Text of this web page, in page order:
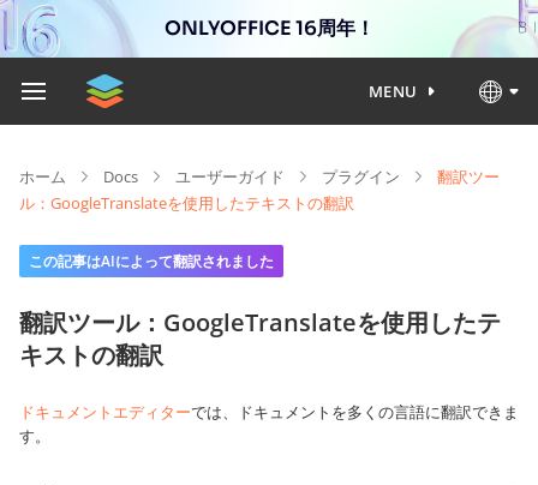
ONLYOFFICE 16周年！
MENU
ホーム Docs ユーザーガイド プラグイン
翻訳ツー
ル：GoogleTranslateを使用したテキストの翻訳
この記事はAIによって翻訳されました
翻訳ツール：GoogleTranslateを使用したテ
キストの翻訳
ドキュメントエディターでは、ドキュメントを多くの言語に翻訳できま
す。